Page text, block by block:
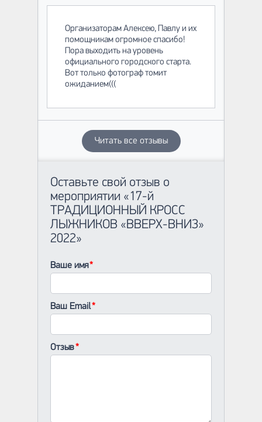
Организаторам Алексею, Павлу и их
помощникам огромное спасибо!
Пора выходить на уровень
официального городского старта.
Вот только фотограф томит
ожиданием(((
Читать все отзывы
Оставьте свой отзыв о
мероприятии «17-й
ТРАДИЦИОННЫЙ КРОСС
ЛЫЖНИКОВ «ВВЕРХ-ВНИЗ»
2022»
Ваше имя
Ваш Email
Отзыв